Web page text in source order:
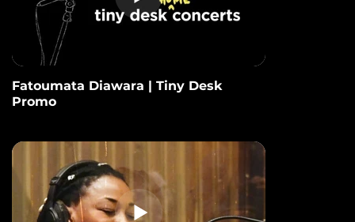
Fatoumata Diawara | Tiny Desk
Promo